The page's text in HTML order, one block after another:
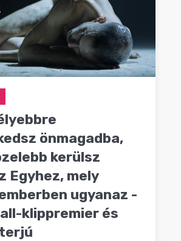
önmagadba,
kerülsz
Egyhez, mely
ugyanaz -
klippremier és